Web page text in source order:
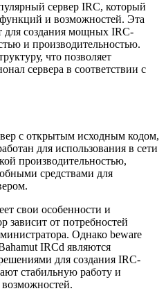
сервер IRC, который
и возможностей. Эта
для создания мощных IRC-
и производительностью.
что позволяет
сервера в соответствии с
с открытым исходным кодом,
для использования в сети
производительностью,
средствами для
свои особенности и
зависит от потребностей
Однако beware
IRCd являются
для создания IRC-
стабильную работу и